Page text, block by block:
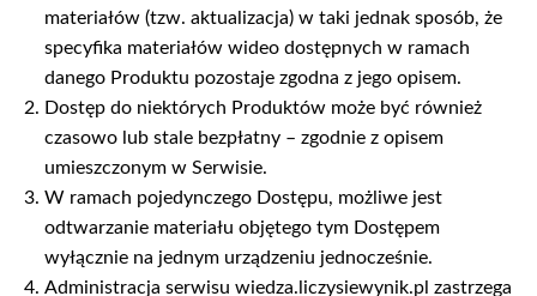
materiałów (tzw. aktualizacja) w taki jednak sposób, że
specyfika materiałów wideo dostępnych w ramach
danego Produktu pozostaje zgodna z jego opisem.
Dostęp do niektórych Produktów może być również
czasowo lub stale bezpłatny – zgodnie z opisem
umieszczonym w Serwisie.
W ramach pojedynczego Dostępu, możliwe jest
odtwarzanie materiału objętego tym Dostępem
wyłącznie na jednym urządzeniu jednocześnie.
Administracja serwisu wiedza.liczysiewynik.pl zastrzega